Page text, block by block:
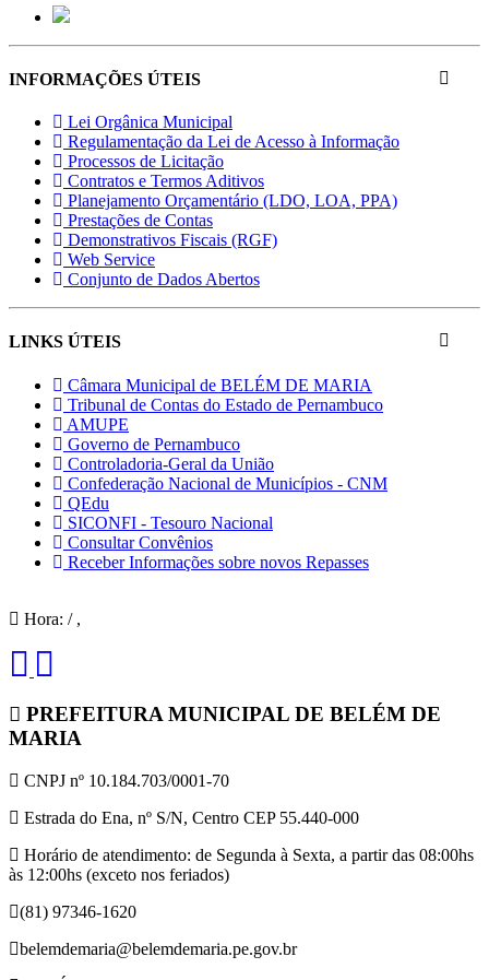
INFORMAÇÕES ÚTEIS
Lei Orgânica Municipal
Regulamentação da Lei de Acesso à Informação
Processos de Licitação
Contratos e Termos Aditivos
Planejamento Orçamentário (LDO, LOA, PPA)
Prestações de Contas
Demonstrativos Fiscais (RGF)
Web Service
Conjunto de Dados Abertos
LINKS ÚTEIS
Câmara Municipal de BELÉM DE MARIA
Tribunal de Contas do Estado de Pernambuco
AMUPE
Governo de Pernambuco
Controladoria-Geral da União
Confederação Nacional de Municípios - CNM
QEdu
SICONFI - Tesouro Nacional
Consultar Convênios
Receber Informações sobre novos Repasses
Hora: / ,
PREFEITURA MUNICIPAL DE BELÉM DE
MARIA
CNPJ nº 10.184.703/0001-70
Estrada do Ena, nº S/N, Centro CEP 55.440-000
Horário de atendimento: de Segunda à Sexta, a partir das 08:00hs
às 12:00hs (exceto nos feriados)
(81) 97346-1620
belemdemaria@belemdemaria.pe.gov.br